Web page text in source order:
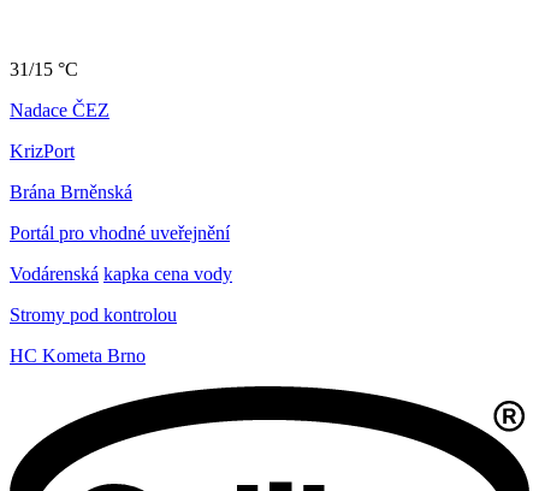
31/15 °C
Nadace ČEZ
KrizPort
Brána Brněnská
Portál pro vhodné uveřejnění
Vodárenská kapka cena vody
Stromy pod kontrolou
HC Kometa Brno